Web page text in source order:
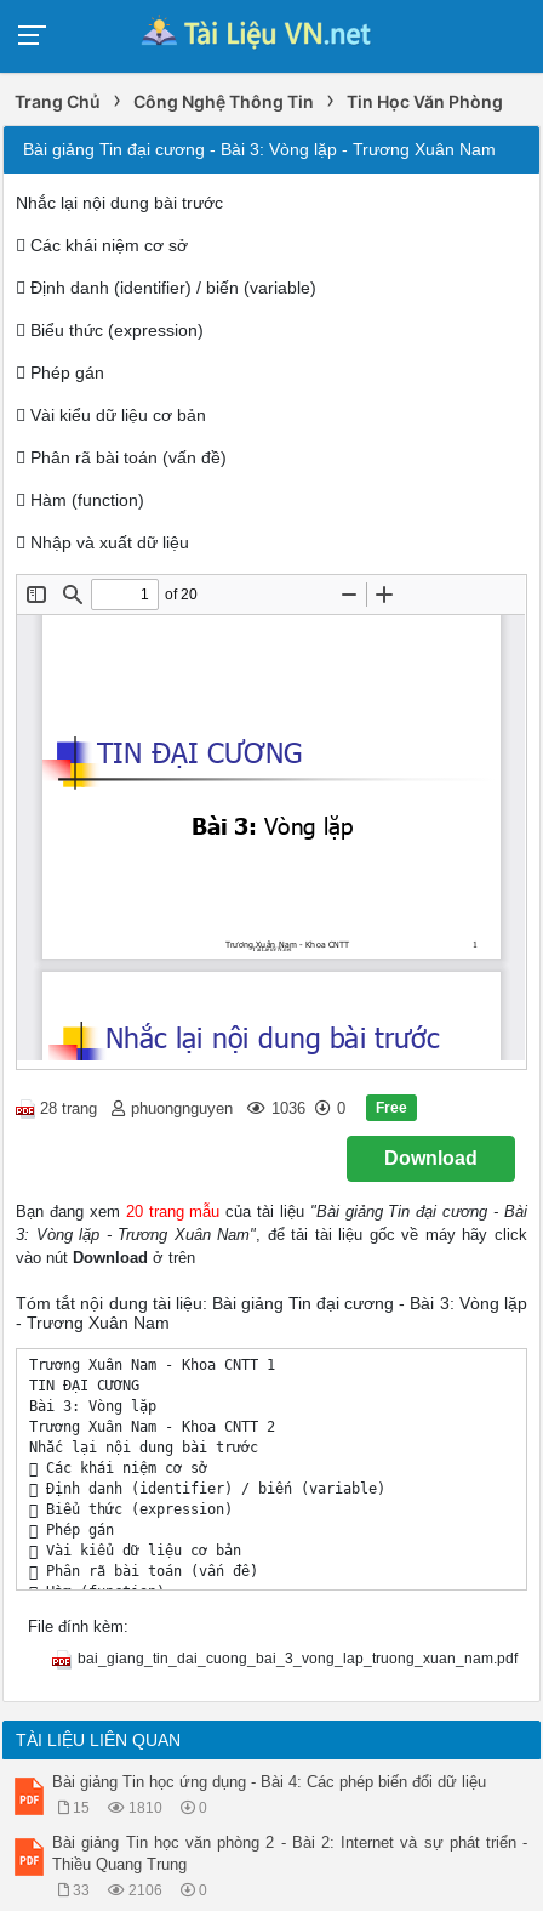
Trang Chủ › Công Nghệ Thông Tin › Tin Học Văn Phòng
Bài giảng Tin đại cương - Bài 3: Vòng lặp - Trương Xuân Nam
Nhắc lại nội dung bài trước
 Các khái niệm cơ sở
 Định danh (identifier) / biến (variable)
 Biểu thức (expression)
 Phép gán
 Vài kiểu dữ liệu cơ bản
 Phân rã bài toán (vấn đề)
 Hàm (function)
 Nhập và xuất dữ liệu
28 trang phuongnguyen 1036 0 Free
Download
Bạn đang xem 20 trang mẫu của tài liệu "Bài giảng Tin đại cương - Bài
3: Vòng lặp - Trương Xuân Nam", để tải tài liệu gốc về máy hãy click
vào nút Download ở trên
Tóm tắt nội dung tài liệu: Bài giảng Tin đại cương - Bài 3: Vòng lặp
- Trương Xuân Nam
Trương Xuân Nam - Khoa CNTT 1
TIN ĐẠI CƯƠNG
Bài 3: Vòng lặp
Trương Xuân Nam - Khoa CNTT 2
Nhắc lại nội dung bài trước
 Các khái niệm cơ sở
 Định danh (identifier) / biến (variable)
 Biểu thức (expression)
 Phép gán
 Vài kiểu dữ liệu cơ bản
 Phân rã bài toán (vấn đề)
 Hàm (function)
Trương Xuân Nam - Khoa CNTT 3
Bài 3: Vòng lặp
 Đặt vấn đề
 Các cấu trúc lặp:
 while do
 for
 do while
Trương Xuân Nam - Khoa CNTT 4
Bài 3: Vòng lặp
 Đặt vấn đề
 Cách giải quyết bằng vòng lặp
 Phép toán logic
File đính kèm:
bai_giang_tin_dai_cuong_bai_3_vong_lap_truong_xuan_nam.pdf
TÀI LIỆU LIÊN QUAN
Bài giảng Tin học ứng dụng - Bài 4: Các phép biến đổi dữ liệu
15 1810 0
Bài giảng Tin học văn phòng 2 - Bài 2: Internet và sự phát triển -
Thiều Quang Trung
33 2106 0